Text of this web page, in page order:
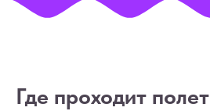
Где проходит полет